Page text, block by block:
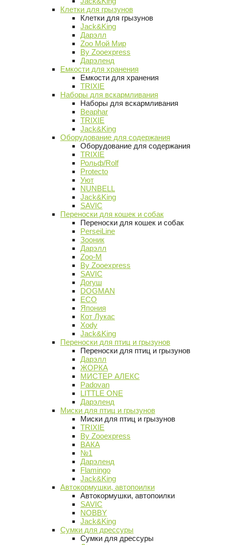
Клетки для грызунов
Клетки для грызунов
Jack&King
Дарэлл
Zoo Мой Мир
By Zooexpress
Дарэленд
Емкости для хранения
Емкости для хранения
TRIXIE
Наборы для вскармливания
Наборы для вскармливания
Beaphar
TRIXIE
Jack&King
Оборудование для содержания
Оборудование для содержания
TRIXIE
Рольф/Rolf
Protecto
Уют
NUNBELL
Jack&King
SAVIC
Переноски для кошек и собак
Переноски для кошек и собак
PerseiLine
Зооник
Дарэлл
Zoo-M
By Zooexpress
SAVIC
Догуш
DOGMAN
ECO
Япония
Кот Лукас
Xody
Jack&King
Переноски для птиц и грызунов
Переноски для птиц и грызунов
Дарэлл
ЖОРКА
МИСТЕР АЛЕКС
Padovan
LITTLE ONE
Дарэленд
Миски для птиц и грызунов
Миски для птиц и грызунов
TRIXIE
By Zooexpress
ВАКА
№1
Дарэленд
Flamingo
Jack&King
Автокормушки, автопоилки
Автокормушки, автопоилки
SAVIC
NOBBY
Jack&King
Сумки для дрессуры
Сумки для дрессуры